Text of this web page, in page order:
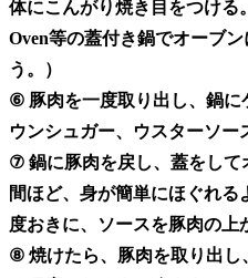
体にこんがり焼き目をつける
Oven等の蓋付き鍋でオーブ
う。）
⑥ 豚肉を一度取り出し、鍋に
ウンシュガー、ウスターソー
⑦ 鍋に豚肉を戻し、蓋をして
間ほど、身が簡単にほぐれる
度おきに、ソースを豚肉の上
⑧ 焼けたら、豚肉を取り出し